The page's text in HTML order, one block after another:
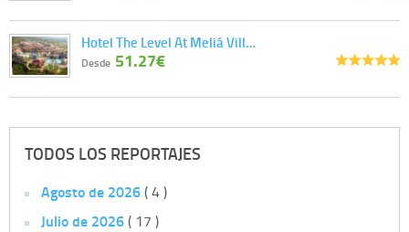
Hotel The Level At Meliá Vill…
Desde 51.27€
TODOS LOS REPORTAJES
Agosto de 2026( 4 )
Julio de 2026( 17 )